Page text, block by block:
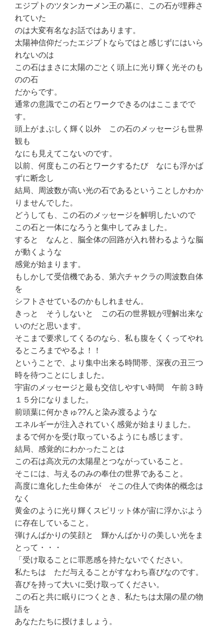
エジプトのツタンカーメン王の墓に、この石が埋葬さ
れていた
のは大変有名なお話ではあります。
太陽神信仰だったエジプトならではと感じずにはいら
れないのは
この石はまさに太陽のごとく頭上に光り輝く光そのも
のの石
だからです。
通常の意識でこの石とワークできるのはここまでで
す。
頭上がまぶしく輝く以外 この石のメッセージも世界
観も
なにも見えてこないのです。
以前、何度もこの石とワークするたび なにも浮かば
ずに断念し
結局、周波数が高い光の石であるということしかわか
りませんでした。
どうしても、この石のメッセージを解明したいので
この石と一体になろうと集中してみました。
すると なんと、脳全体の回路が入れ替わるような脳
が動くような
感覚が始まります。
もしかして受信機である、第六チャクラの周波数自体
を
シフトさせているのかもしれません。
きっと そうしないと この石の世界観が理解出来な
いのだと思います。
そこまで要求してくるのなら、私も腹をくくってやれ
るところまでやるよ！！
ということで、より集中出来る時間帯、深夜の丑三つ
時を待つことにしました。
宇宙のメッセージと最も交信しやすい時間 午前３時
１５分になりました。
前頭葉に何かきゅ??んと染み渡るような
エネルギーが注入されていく感覚が始まりました。
まるで何かを受け取っているようにも感じます。
結局、感覚的にわかったことは
この石は高次元の太陽星とつながっていること。
そこには、与えるのみの奉仕の世界であること。
高度に進化した生命体が そこの住人で肉体的概念は
なく
黄金のように光り輝くスピリット体が宙に浮かぶよう
に存在していること。
弾けんばかりの笑顔と 輝かんばかりの美しい光をま
とって・・・
「受け取ることに罪悪感を持たないでください。
私たちは ただ与えることがすなわち喜びなのです。
喜びを持って大いに受け取ってください。
この石と共に眠りにつくとき、私たちは太陽の星の物
語を
あなたたちに授けましょう。